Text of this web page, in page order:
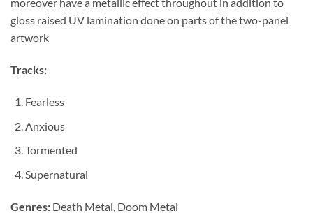
moreover have a metallic effect throughout in addition to
gloss raised UV lamination done on parts of the two-panel
artwork
Tracks:
Fearless
Anxious
Tormented
Supernatural
Genres: Death Metal, Doom Metal